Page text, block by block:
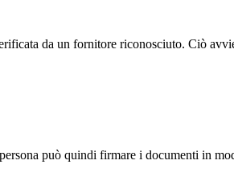
da un fornitore riconosciuto. Ciò
può quindi firmare i documenti in